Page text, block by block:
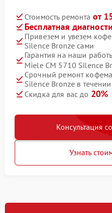
Стоимость ремонта от
Бесплатная
Привезем и увезем
Silence Bronze сами
Гарантия на наши
Miele CM 5710 Silence
Срочный ремонт
Silence Bronze в течении
Скидка для вас до 20%
Консультация
Узнать